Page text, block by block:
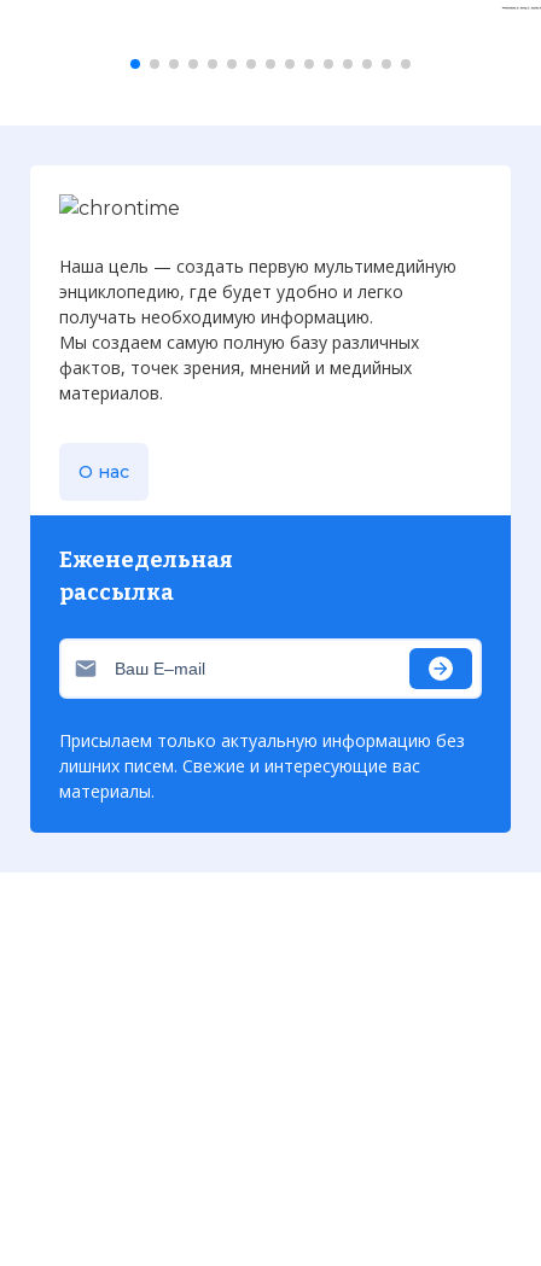
Наша цель — создать первую мультимедийную
энциклопедию, где будет удобно и легко
получать необходимую информацию.
Мы создаем самую полную базу различных
фактов, точек зрения, мнений и медийных
материалов.
О нас
Еженедельная
рассылка
Присылаем только актуальную информацию без
лишних писем. Свежие и интересующие вас
материалы.